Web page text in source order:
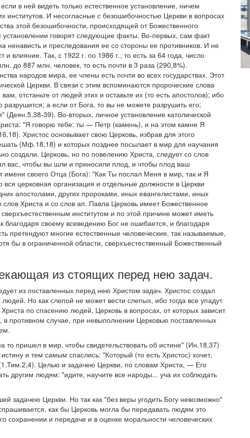
в ней видеть только естественное установление, ничем
И несогласные с безошибочностью Церкви в вопросах
этой безошибочности, происходящей от Божественного
говорят следующие факты. Во-первых, сам факт
ненависть и преследования ее со стороны ее противников. И не
влияние. Так, с 1922 г. по 1986 г., то есть за 64 года, число
до 887 млн. человек, то есть почти в 3 раза (290,8%).
народов мира, ее члены есть почти во всех государствах. Этот
Церкви. В связи с этим вспоминаются пророческие слова
отстаньте от людей этих и оставьте их (то есть апостолов); ибо
а если от Бога, то вы не можете разрушить его;
(Деян.5,38-39). Во-вторых, личное установление католической
"Я говорю тебе: ты — Петр (камень), и на этом камне Я
Христос основывает свою Церковь, избрав для этого
(Мф.18,18) и которых позднее посылает в мир для научания
создали, Церковь, но по повелению Христа, следует со слов
вас, чтобы вы шли и приносили плод, и чтобы плод ваш
своего Отца (Бога): "Как Ты послал Меня в мир, так и Я
церковная организация и отдельные должности в Церкви
апостолами, других пророками, иных евангелистами, иных
Христа и со слов ап. Павла Церковь имеет Божественное
институтом и по этой причине может иметь
своему всеведению Бог не ошибается, и благодаря
претендуют многие естественные человеческие, так называемые,
бы в ограниченной области, сверхъестественный Божественный
из стоящих перед нею задач.
из поставленных перед нею Христом задач. Христос создал
Но как слепой не может вести слепых, ибо тогда все упадут
по спасению людей, Церковь в вопросах, от которых зависит
противном случае, при невыполнении Церковью поставленных
пришел в мир, чтобы свидетельствовать об истине" (Ин.18,37)
и тем самым спаслись: "Который (то есть Христос) хочет,
Целью и задачею Церкви, по словам Христа, — Его
другим людям: "идите, научите все народы... уча их соблюдать
задачею Церкви. Но так как "без веры угодить Богу невозможно"
как бы Церковь могла бы передавать людям это
сохранении и передаче и в оценке моральности человеческих